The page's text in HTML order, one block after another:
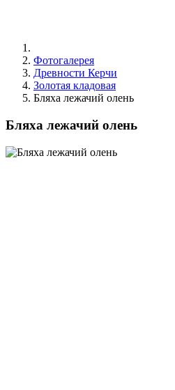
Фотогалерея
Древности Керчи
Золотая кладовая
Бляха лежачий олень
Бляха лежачий олень